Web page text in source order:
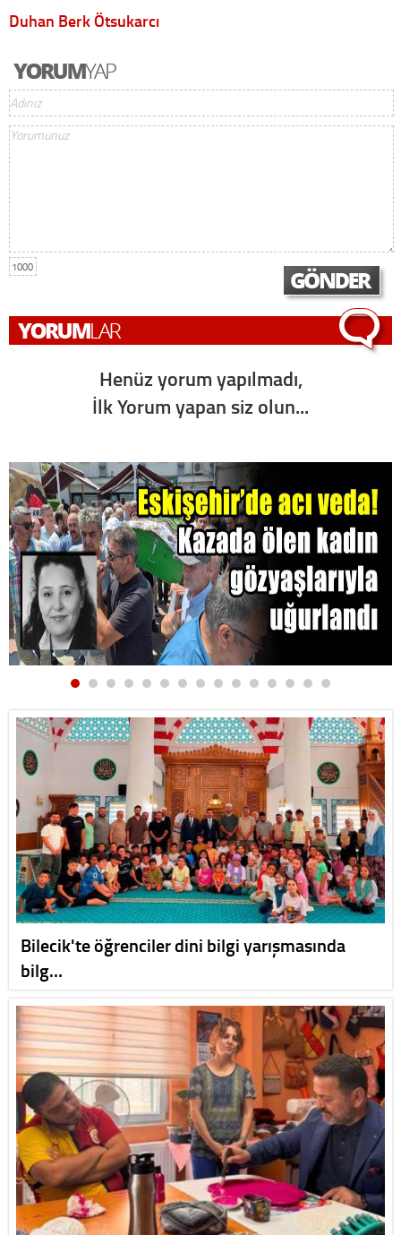
Duhan Berk Ötsukarcı
1000
Henüz yorum yapılmadı,
İlk Yorum yapan siz olun...
Bilecik'te öğrenciler dini bilgi yarışmasında
bilg…